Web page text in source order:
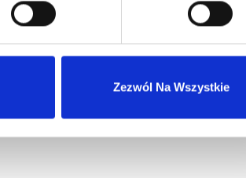
Zezwól Na Wszystkie